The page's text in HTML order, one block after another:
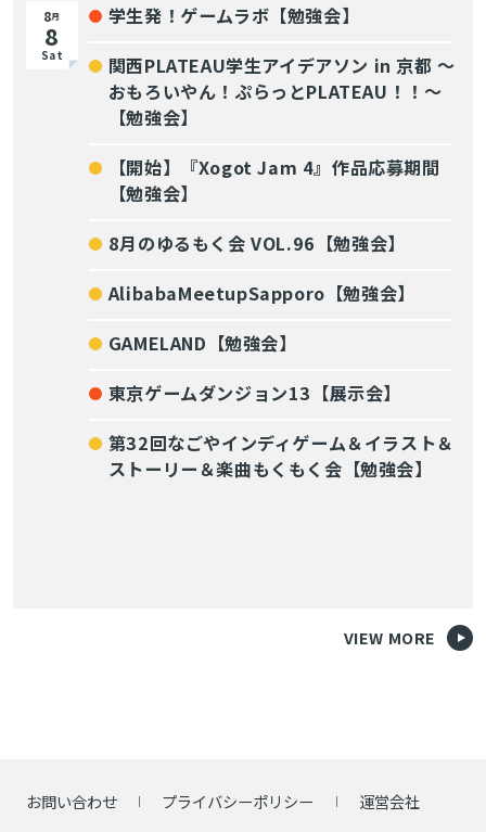
8月
8
Sat
学生発！ゲームラボ【勉強会】
関西PLATEAU学生アイデアソン in 京都 〜
おもろいやん！ぷらっとPLATEAU！！〜
【勉強会】
【開始】『Xogot Jam 4』作品応募期間
【勉強会】
8月のゆるもく会 VOL.96【勉強会】
AlibabaMeetupSapporo【勉強会】
GAMELAND【勉強会】
東京ゲームダンジョン13【展示会】
第32回なごやインディゲーム＆イラスト＆
ストーリー＆楽曲もくもく会【勉強会】
VIEW MORE
お問い合わせ プライバシーポリシー
運営会社